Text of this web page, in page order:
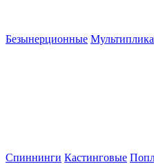
Безынерционные
Спиннинги Кастинговые